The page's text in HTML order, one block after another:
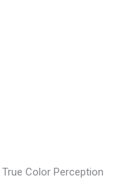
Color Perception